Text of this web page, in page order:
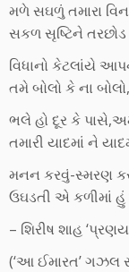
મળે સઘળું તમારા
સકળ સૃષ્ટિને તરછોડ
વિધાનો કેટલાંયે
તમે બોલો કે ના
ભલે હો દૂર કે
તમારી યાદમાં ને
મનન કરવું-સ્મરણ
ઉઘડતી એ કળીમાં
– શિરીષ શાહ
(‘આ ઈમારત’ ગઝલ